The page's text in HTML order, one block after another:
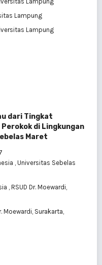
Lampung
Lampung
dari Tingkat
di Lingkungan
Maret
, Universitas Sebelas
, RSUD Dr. Moewardi,
Moewardi, Surakarta,